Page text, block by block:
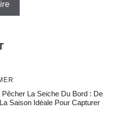
Pêcher La Seiche Du Bord : De
Saison Idéale Pour Capturer